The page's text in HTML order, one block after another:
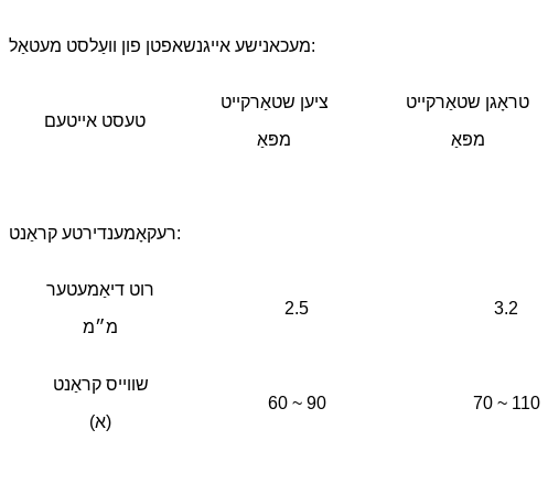
מעכאנישע אייגנשאפטן פון וועַלסט מעטאַל:
טעסט אייטעם
ציען שטאַרקייט
מפּאַ
טראָגן שטאַרקייט
מפּאַ
רעקאָמענדירטע קראַנט:
רוט דיאַמעטער
מ״מ
2.5 3.2
שווייס קראַנט
(א)
60 ~ 90 70 ~ 110